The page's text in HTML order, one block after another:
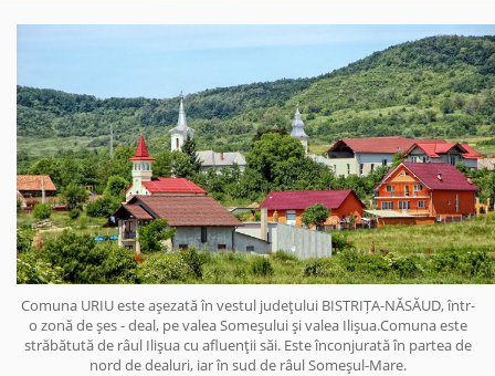
Comuna URIU este aşezată în vestul judeţului BISTRIȚA-NĂSĂUD, într-
o zonă de şes - deal, pe valea Someşului şi valea Ilişua.Comuna este
străbătută de râul Ilişua cu afluenţii săi. Este înconjurată în partea de
nord de dealuri, iar în sud de râul Someşul-Mare.